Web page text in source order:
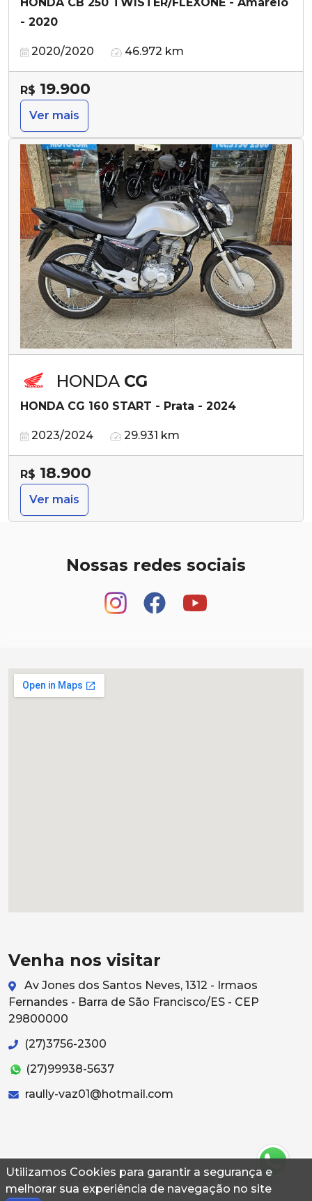
Utilizamos Cookies para garantir a segurança e
melhorar sua experiência de navegação no site
HONDA CB 250 TWISTER/FLEXONE - Amarelo
- 2020
2020/2020 46.972 km
R$ 19.900
Ver mais
HONDA CG
HONDA CG 160 START - Prata - 2024
2023/2024 29.931 km
R$ 18.900
Ver mais
Nossas redes sociais
Venha nos visitar
Av Jones dos Santos Neves, 1312 - Irmaos
Fernandes - Barra de São Francisco/ES - CEP
29800000
(27)3756-2300
(27)99938-5637
raully-vaz01@hotmail.com
© 2026 Autoconf. Todos os direitos reservados.